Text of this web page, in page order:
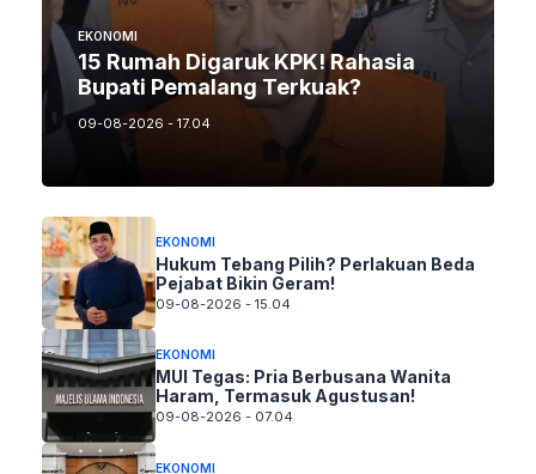
EKONOMI
15 Rumah Digaruk KPK! Rahasia
Bupati Pemalang Terkuak?
09-08-2026 - 17.04
EKONOMI
Hukum Tebang Pilih? Perlakuan Beda
Pejabat Bikin Geram!
09-08-2026 - 15.04
EKONOMI
MUI Tegas: Pria Berbusana Wanita
Haram, Termasuk Agustusan!
09-08-2026 - 07.04
EKONOMI